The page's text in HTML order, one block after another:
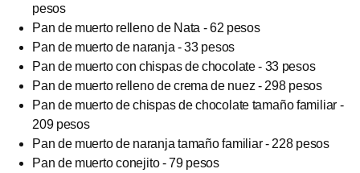
pesos
Pan de muerto relleno de Nata - 62 pesos
Pan de muerto de naranja - 33 pesos
Pan de muerto con chispas de chocolate - 33 pesos
Pan de muerto relleno de crema de nuez - 298 pesos
Pan de muerto de chispas de chocolate tamaño familiar -
209 pesos
Pan de muerto de naranja tamaño familiar - 228 pesos
Pan de muerto conejito - 79 pesos